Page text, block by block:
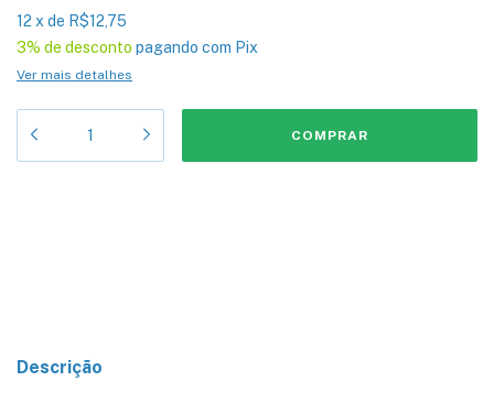
12xde R$12,75
3% de desconto pagando com Pix
Ver mais detalhes
Descrição